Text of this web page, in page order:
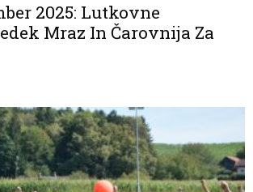
2025: Lutkovne
Mraz In Čarovnija Za